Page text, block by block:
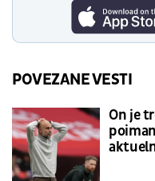
POVEZANE VESTI
On je